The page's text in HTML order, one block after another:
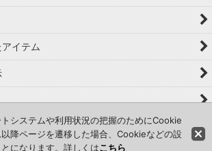
ト）
イテム
システムや利用状況の把握のためにCookie
降ページを遷移した場合、Cookieなどの設
になります。詳しくはこちら